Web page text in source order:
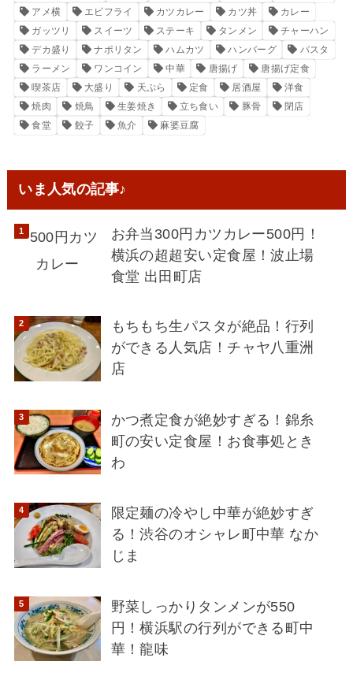
アメ横
エビフライ カツカレー カツ丼
カレー
ガッツリ
スイーツ ステーキ タンメン
チャーハン
デカ盛り
ナポリタン ハムカツ ハンバーグ
パスタ
ラーメン
ワンコイン 中華 唐揚げ
唐揚げ定食
喫茶店
大盛り 天ぷら 定食 居酒屋
洋食
焼肉
焼鳥 生姜焼き 立ち食い 豚骨
閉店
食堂
餃子 魚介 麻婆豆腐
いま人気の記事♪
お弁当300円カツカレー500円！
横浜の超超安い定食屋！波止場
食堂 出田町店
もちもち生パスタが絶品！行列
ができる人気店！チャヤ八重洲
店
かつ煮定食が絶妙すぎる！錦糸
町の安い定食屋！お食事処とき
わ
限定麺の冷やし中華が絶妙すぎ
る！渋谷のオシャレ町中華 なか
じま
野菜しっかりタンメンが550
円！横浜駅の行列ができる町中
華！龍味